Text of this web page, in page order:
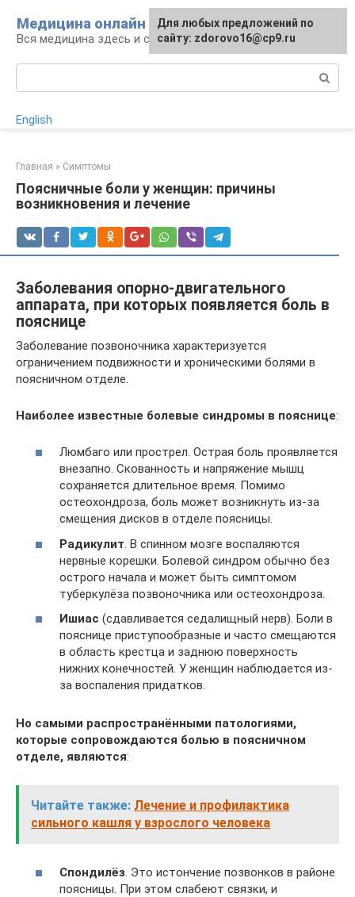
контенту
Медицина онлайн
Вся медицина здесь и сейчас
English
Главная » Симптомы
Поясничные боли у женщин: причины
возникновения и лечение
Заболевания опорно-двигательного
аппарата, при которых появляется боль в
пояснице
Заболевание позвоночника характеризуется
ограничением подвижности и хроническими болями в
поясничном отделе.
Наиболее известные болевые синдромы в пояснице:
Люмбаго или прострел. Острая боль проявляется
внезапно. Скованность и напряжение мышц
сохраняется длительное время. Помимо
остеохондроза, боль может возникнуть из-за
смещения дисков в отделе поясницы.
Радикулит. В спинном мозге воспаляются
нервные корешки. Болевой синдром обычно без
острого начала и может быть симптомом
туберкулёза позвоночника или остеохондроза.
Ишиас (сдавливается седалищный нерв). Боли в
пояснице приступообразные и часто смещаются
в область крестца и заднюю поверхность
нижних конечностей. У женщин наблюдается из-
за воспаления придатков.
Но самыми распространёнными патологиями,
которые сопровождаются болью в поясничном
отделе, являются:
Читайте также: Лечение и профилактика
сильного кашля у взрослого человека
Спондилёз. Это истончение позвонков в районе
поясницы. При этом слабеют связки, и
Для любых предложений по
сайту: zdorovo16@cp9.ru